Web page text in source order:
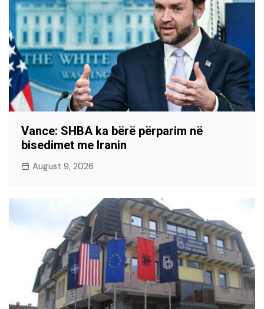
Vance: SHBA ka bërë përparim në
bisedimet me Iranin
August 9, 2026